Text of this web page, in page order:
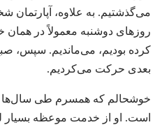
می‌گذشتیم.‏ به علاوه،‏ آپارتمان
روزهای دوشنبه معمولاً در
کرده بودیم،‏ می‌ماندیم.‏ سپس،‏
بعدی حرکت می‌کردیم.‏
خوشحالم که همسرم طی سال‌ها
است.‏ او از خدمت موعظه بسیار